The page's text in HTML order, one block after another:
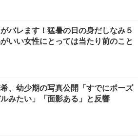
バレます！猛暑の日の身だしなみ５
いい女性にとっては当たり前のこと
、幼少期の写真公開「すでにポーズ
みたい」「面影ある」と反響